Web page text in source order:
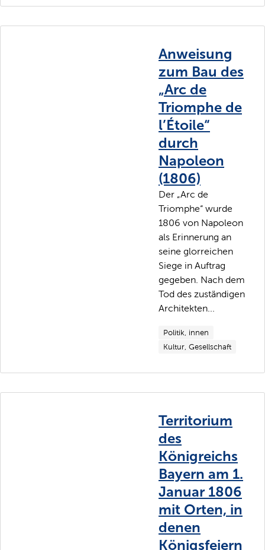
Anweisung
zum Bau des
„Arc de
Triomphe de
l’Étoile“
durch
Napoleon
(1806)
Der „Arc de
Triomphe“ wurde
1806 von Napoleon
als Erinnerung an
seine glorreichen
Siege in Auftrag
gegeben. Nach dem
Tod des zuständigen
Architekten...
Politik, innen
Kultur, Gesellschaft
Territorium
des
Königreichs
Bayern am 1.
Januar 1806
mit Orten, in
denen
Königsfeiern